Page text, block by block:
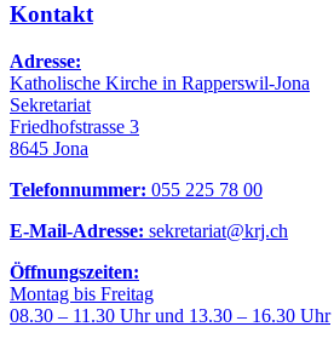
Kontakt
Adresse:
Katholische Kirche in Rapperswil-Jona
Sekretariat
Friedhofstrasse 3
8645 Jona
Telefonnummer: 055 225 78 00
E-Mail-Adresse: sekretariat@krj.ch
Öffnungszeiten:
Montag bis Freitag
08.30 – 11.30 Uhr und 13.30 – 16.30 Uhr